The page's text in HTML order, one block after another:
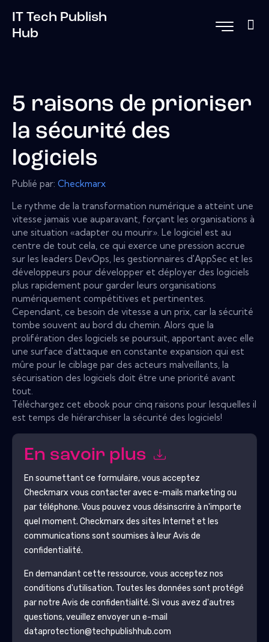
IT Tech Publish
Hub
5 raisons de prioriser
la sécurité des
logiciels
Publié par: Checkmarx
Le rythme de la transformation numérique a atteint une
vitesse jamais vue auparavant, forçant les organisations à
une situation «adapter ou mourir». Le logiciel est au
centre de tout cela, ce qui exerce une pression accrue
sur les leaders DevOps, les gestionnaires d'AppSec et les
développeurs pour développer et déployer des logiciels
plus rapidement pour garder leurs organisations
numériquement compétitives et pertinentes.
Cependant, ce besoin de vitesse a un prix, car la sécurité
tombe souvent au bord du chemin. Alors que la
prolifération des logiciels se poursuit, apportant avec elle
une surface d'attaque en constante expansion qui est
mûre pour le ciblage par des acteurs malveillants, la
sécurisation des logiciels doit être une priorité avant
tout.
Téléchargez cet ebook pour cinq raisons pour lesquelles il
est temps de hiérarchiser la sécurité des logiciels!
En savoir plus
En soumettant ce formulaire, vous acceptez
Checkmarx vous contacter avec e-mails marketing ou
par téléphone. Vous pouvez vous désinscrire à n'importe
quel moment. Checkmarx des sites Internet et les
communications sont soumises à leur Avis de
confidentialité.
En demandant cette ressource, vous acceptez nos
conditions d'utilisation. Toutes les données sont protégé
par notre Avis de confidentialité. Si vous avez d'autres
questions, veuillez envoyer un e-mail
dataprotection@techpublishhub.com